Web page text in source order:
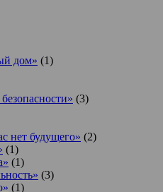
дом» (1)
(3)
нет будущего» (2)
(1)
(1)
(3)
(1)